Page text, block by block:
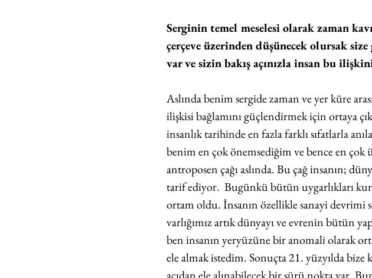
Serginin temel meselesi olarak zaman
çerçeve üzerinden düşünecek olursak
var ve sizin bakış açınızla insan bu
Aslında benim sergide zaman ve yer küre
ilişkisi bağlamını güçlendirmek için ortaya
insanlık tarihinde en fazla farklı sıfatlarla
benim en çok önemsediğim ve bence en
antroposen çağı aslında. Bu çağ insanın;
tarif ediyor.  Bugünkü bütün uygarlıkları
ortam oldu. İnsanın özellikle sanayi devrimi
varlığımız artık dünyayı ve evrenin bütün
ben insanın yeryüzüne bir anomali olarak
ele almak istedim. Sonuçta 21. yüzyılda bize